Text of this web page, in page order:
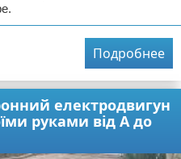
Подробнее
електродвигун
руками від А до